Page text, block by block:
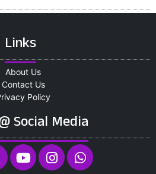
Links
About Us
Contact Us
Policy
Social Media